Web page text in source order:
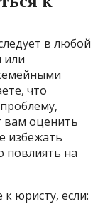
в любой
или
что
вам оценить
избежать
повлиять на
юристу, если: